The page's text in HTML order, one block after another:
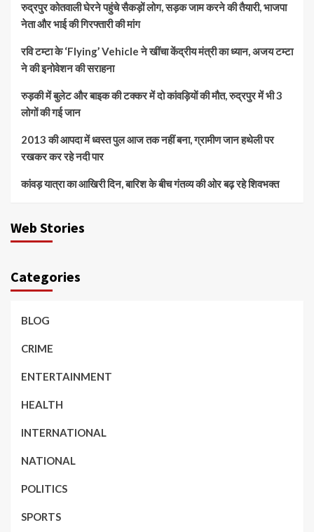
रुद्रपुर कोतवाली घेरने पहुंचे सैकड़ों लोग, सड़क जाम करने की तैयारी, भाजपा
नेता और भाई की गिरफ्तारी की मांग
रवि टम्टा के ‘Flying’ Vehicle ने खींचा केंद्रीय मंत्री का ध्यान, अजय टम्टा
ने की इनोवेशन की सराहना
रुड़की में बुलेट और बाइक की टक्कर में दो कांवड़ियों की मौत, रुद्रपुर में भी 3
लोगों की गई जान
2013 की आपदा में ध्वस्त पुल आज तक नहीं बना, ग्रामीण जान हथेली पर
रखकर कर रहे नदी पार
कांवड़ यात्रा का आखिरी दिन, बारिश के बीच गंतव्य की ओर बढ़ रहे शिवभक्त
Web Stories
Categories
BLOG
CRIME
ENTERTAINMENT
HEALTH
INTERNATIONAL
NATIONAL
POLITICS
SPORTS